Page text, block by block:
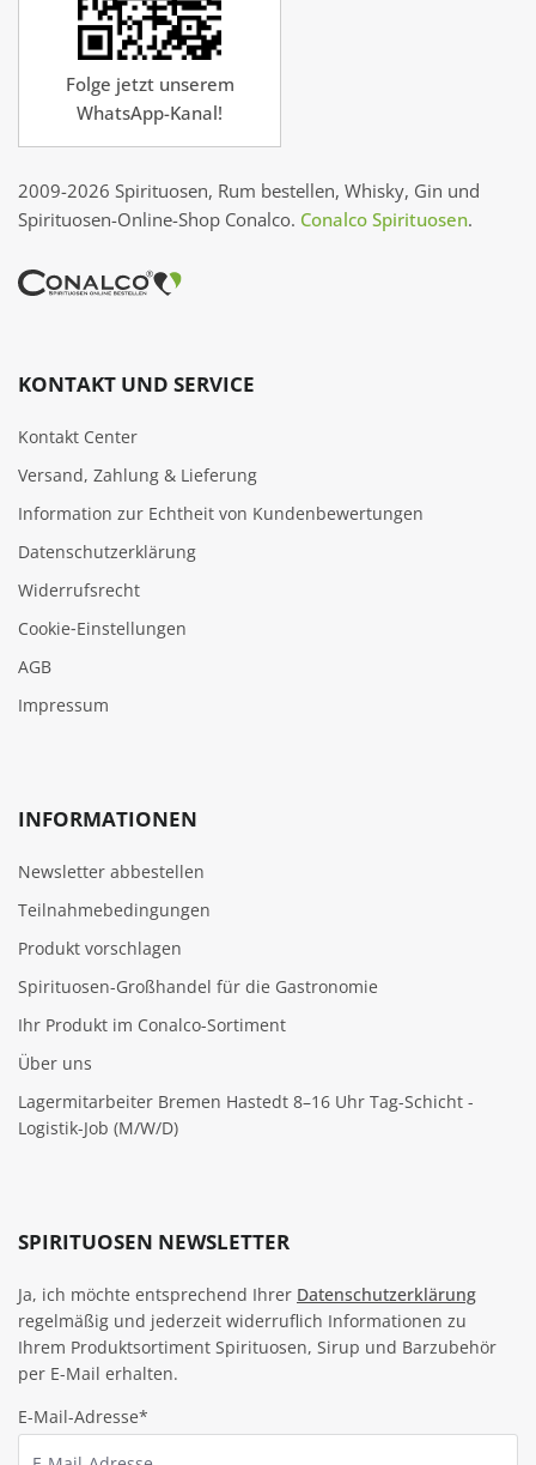
Folge jetzt unserem
WhatsApp-Kanal!
2009-2026 Spirituosen, Rum bestellen, Whisky, Gin und
Spirituosen-Online-Shop Conalco. Conalco Spirituosen.
KONTAKT UND SERVICE
Kontakt Center
Versand, Zahlung & Lieferung
Information zur Echtheit von Kundenbewertungen
Datenschutzerklärung
Widerrufsrecht
Cookie‑Einstellungen
AGB
Impressum
INFORMATIONEN
Newsletter abbestellen
Teilnahmebedingungen
Produkt vorschlagen
Spirituosen-Großhandel für die Gastronomie
Ihr Produkt im Conalco-Sortiment
Über uns
Lagermitarbeiter Bremen Hastedt 8–16 Uhr Tag-Schicht -
Logistik-Job (M/W/D)
SPIRITUOSEN NEWSLETTER
Ja, ich möchte entsprechend Ihrer Datenschutzerklärung
regelmäßig und jederzeit widerruflich Informationen zu
Ihrem Produktsortiment Spirituosen, Sirup und Barzubehör
per E-Mail erhalten.
E-Mail-Adresse*